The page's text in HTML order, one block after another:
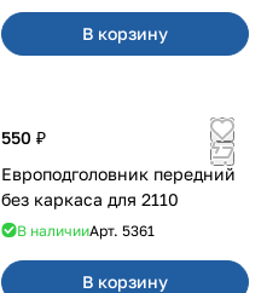
В корзину
550 ₽
Европодголовник передний
без каркаса для 2110
В наличииАрт. 5361
В корзину